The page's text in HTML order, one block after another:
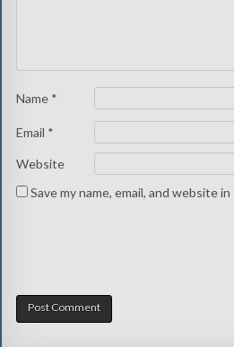
Name *
Email *
Website
Save my name, email, and website